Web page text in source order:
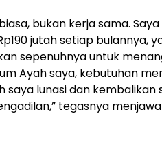
bukan kerja sama.
jutah setiap bulannya,
sepenuhnya untuk
Ayah saya, kebutuhan
saya lunasi dan
tegasnya